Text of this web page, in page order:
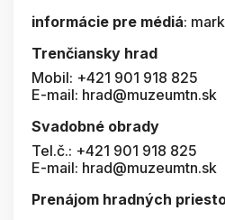
informácie pre médiá:
Trenčiansky hrad
Mobil: +421 901 918 825
E-mail: hrad@muzeumtn.sk
Svadobné obrady
Tel.č.: +421 901 918 825
E-mail: hrad@muzeumtn.sk
Prenájom hradných